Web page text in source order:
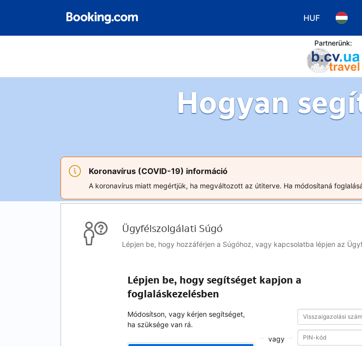
HUF
Válasszon
Partnerünk:
Hogyan
Koronavírus (COVID-19) információ
A koronavírus miatt megértjük, ha megváltozott az útiterve. Ha módosítaná
Ügyfélszolgálati Súgó
Lépjen be, hogy hozzáférjen a Súgóhoz, vagy kapcsolatba lépjen az
Lépjen be, hogy segítséget kapjon a
foglaláskezelésben
Módosítson, vagy kérjen segítséget,
ha szüksége van rá.
vagy
Visszaigazolási
szám
Visszaigazolási
szám